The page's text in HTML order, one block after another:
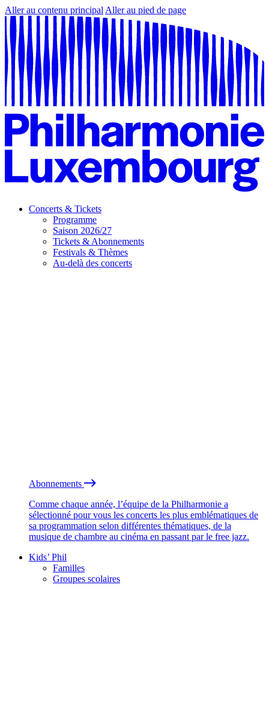
Aller au contenu principal Aller au pied de page
Concerts & Tickets
Programme
Saison 2026/27
Tickets & Abonnements
Festivals & Thèmes
Au-delà des concerts
Abonnements
Comme chaque année, l’équipe de la Philharmonie a
sélectionné pour vous les concerts les plus emblématiques de
sa programmation selon différentes thématiques, de la
musique de chambre au cinéma en passant par le free jazz.
Kids’ Phil
Familles
Groupes scolaires